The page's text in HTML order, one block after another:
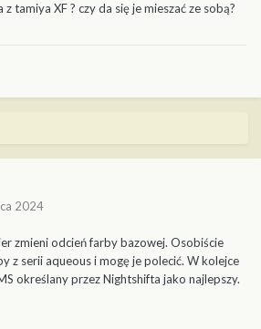
tamiya XF ? czy da się je mieszać ze sobą?
2024
zmieni odcień farby bazowej. Osobiście
z serii aqueous i mogę je polecić. W kolejce
określany przez Nightshifta jako najlepszy.